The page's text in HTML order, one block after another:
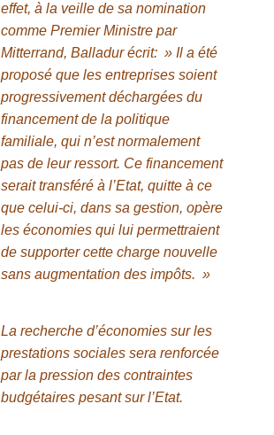
effet, à la veille de sa nomination
comme Premier Ministre par
Mitterrand, Balladur écrit: » Il a été
proposé que les entreprises soient
progressivement déchargées du
financement de la politique
familiale, qui n’est normalement
pas de leur ressort. Ce financement
serait transféré à l’Etat, quitte à ce
que celui-ci, dans sa gestion, opère
les économies qui lui permettraient
de supporter cette charge nouvelle
sans augmentation des impôts. »
La recherche d’économies sur les
prestations sociales sera renforcée
par la pression des contraintes
budgétaires pesant sur l’Etat.